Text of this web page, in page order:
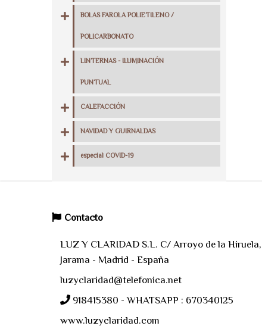
BOLAS FAROLA POLIETILENO /
POLICARBONATO
LINTERNAS - ILUMINACIÓN
PUNTUAL
CALEFACCIÓN
NAVIDAD Y GUIRNALDAS
especial COVID-19
Contacto
LUZ Y CLARIDAD S.L. C/ Arroyo de la
Jarama - Madrid - España
luzyclaridad@telefonica.net
918415380 - WHATSAPP : 670340125
www.luzyclaridad.com